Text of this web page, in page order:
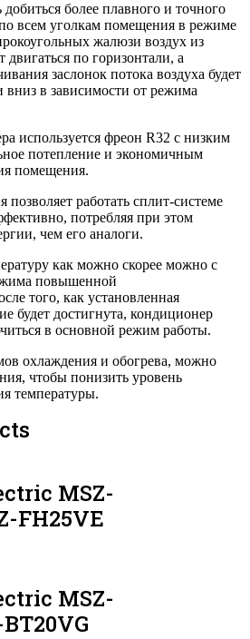
более плавного и точного
всем уголкам помещения в режиме
жалюзи воздух из
двигаться по горизонтали, а
заслонок потока воздуха будет
вниз в зависимости от режима
используется фреон R32 с низким
потепление и экономичным
помещения.
позволяет работать сплит-системе
потребляя при этом
чем его аналоги.
как можно скорее можно с
повышенной
того, как установленная
будет достигнута, кондиционер
в основной режим работы.
охлаждения и обогрева, можно
чтобы понизить уровень
температуры.
MSZ-
FH25VE
MSZ-